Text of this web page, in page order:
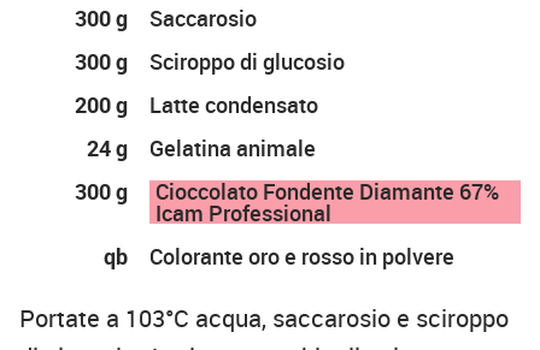
300 g
Saccarosio
300 g
Sciroppo di glucosio
200 g
Latte condensato
24 g
Gelatina animale
300 g
Cioccolato Fondente Diamante 67%
Icam Professional
qb
Colorante oro e rosso in polvere
Portate a 103°C acqua, saccarosio e sciroppo